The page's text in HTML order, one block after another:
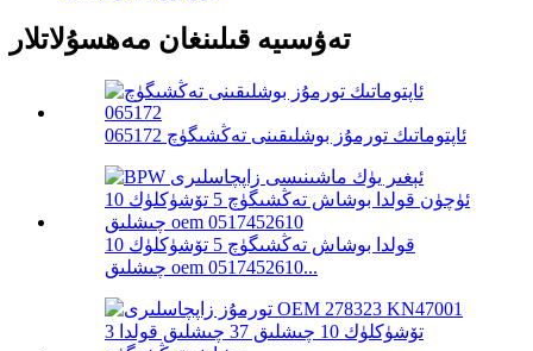
تەۋسىيە قىلىنغان مەھسۇلاتلار
ئاپتوماتىك تورمۇز بوشلىقىنى تەڭشىگۈچ 065172
قولدا بوشاش تەڭشىگۈچ 5 تۆشۈكلۈك 10
چىشلىق oem 0517452610...